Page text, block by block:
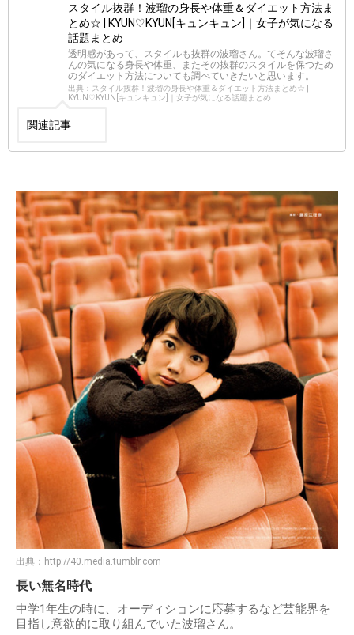
スタイル抜群！波瑠の身長や体重＆ダイエット方法ま
とめ☆ | KYUN♡KYUN[キュンキュン]｜女子が気になる
話題まとめ
透明感があって、スタイルも抜群の波瑠さん。てそんな波瑠さ
んの気になる身長や体重、またその抜群のスタイルを保つため
のダイエット方法についても調べていきたいと思います。
出典：スタイル抜群！波瑠の身長や体重＆ダイエット方法まとめ☆ |
KYUN♡KYUN[キュンキュン]｜女子が気になる話題まとめ
関連記事
出典： http://40.media.tumblr.com
長い無名時代
中学1年生の時に、オーディションに応募するなど芸能界を
目指し意欲的に取り組んでいた波瑠さん。